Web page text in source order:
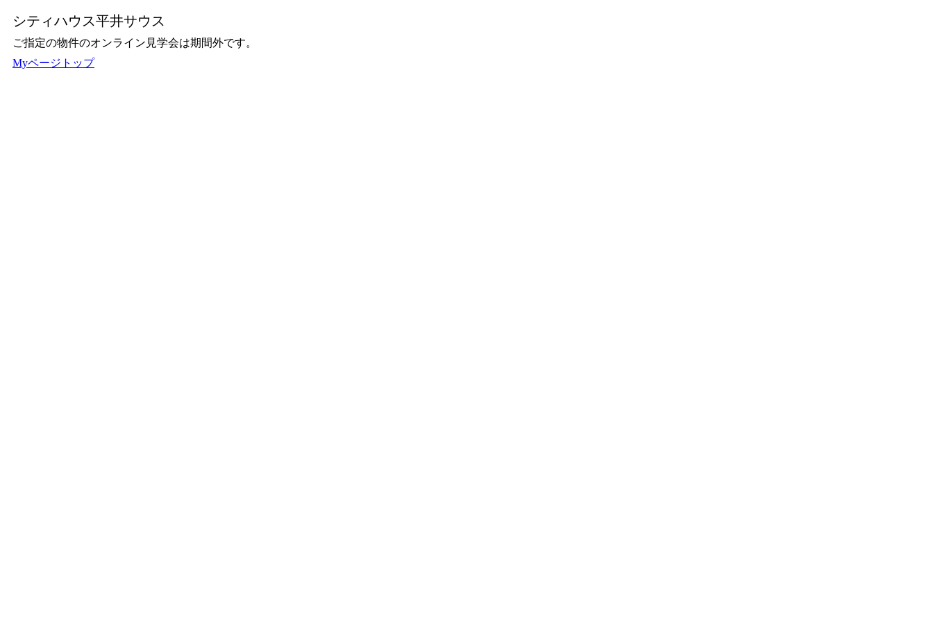
シティハウス平井サウス
ご指定の物件のオンライン見学会は期間外です。
Myページトップ